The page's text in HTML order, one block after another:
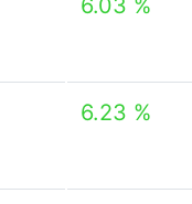
6.03 %
6.23 %